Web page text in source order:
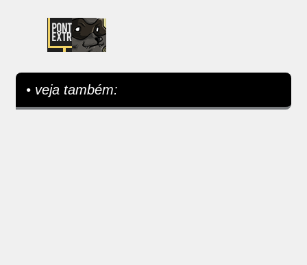
• veja também: